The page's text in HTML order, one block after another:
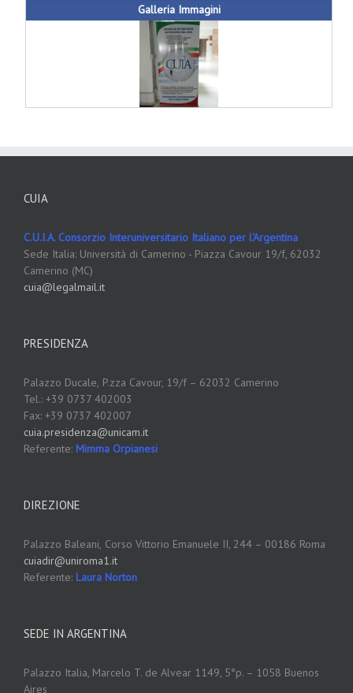
Galleria Immagini
CUIA
C.U.I.A. Consorzio Interuniversitario Italiano per l'Argentina
Sede Italia: Università di Camerino - Piazza Cavour 19/f, 62032
Camerino (MC)
cuia@legalmail.it
PRESIDENZA
Palazzo Ducale, P.zza Cavour, 19/f – 62032 Camerino
Tel.: +39 0737 402003
Fax: +39 0737 402007
cuia.presidenza@unicam.it
Referente: Mimma Orpianesi
DIREZIONE
Palazzo Baleani, Corso Vittorio Emanuele II, 244 – 00186 Roma
cuiadir@uniroma1.it
Referente: Laura Norton
SEDE IN ARGENTINA
Palazzo Italia, Marcelo T. de Alvear 1149, 5°p. – 1058 Buenos
Aires